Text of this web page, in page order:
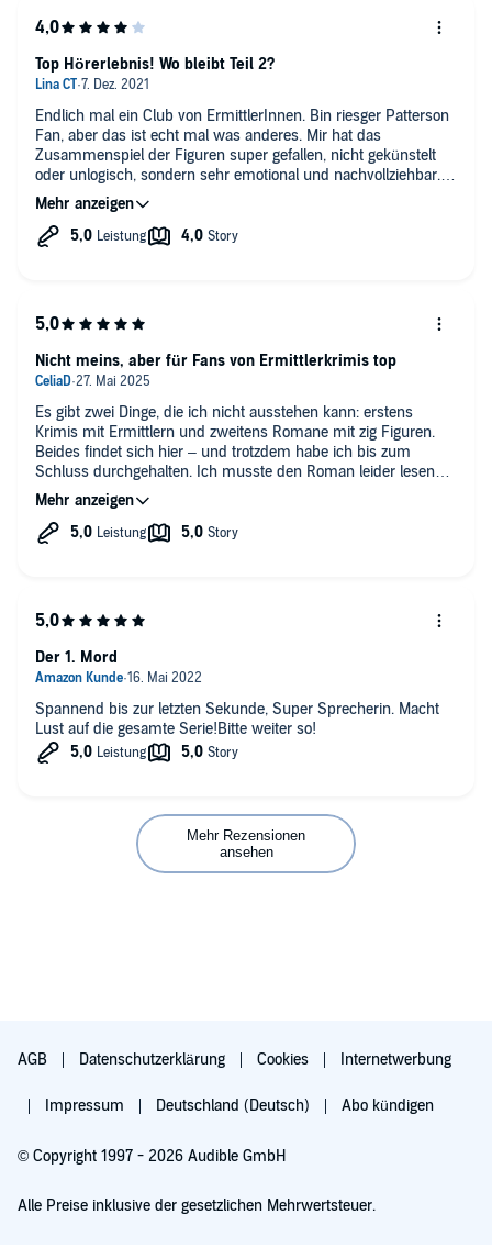
Endlich mal ein Club von ErmittlerInnen. Bin riesger Patterson
Fan, aber das ist echt mal was anderes. Mir hat das
Zusammenspiel der Figuren super gefallen, nicht gekünstelt
oder unlogisch, sondern sehr emotional und nachvollziehbar.
War anfangs eher skeptisch, weil ich die Sprecherin noch nicht
kannte, sie hat mich aber bereits nach den ersten paar
Minuten überzeugt. Spannend gelesen und geschrieben bis
Top Hörerlebnis! Wo bleibt Teil 2?
Es gibt zwei Dinge, die ich nicht ausstehen kann: erstens
Krimis mit Ermittlern und zweitens Romane mit zig Figuren.
Beides findet sich hier – und trotzdem habe ich bis zum
Schluss durchgehalten. Ich musste den Roman leider lesen
bzw. hören, weil ich herausfinden wollte, wie diese
international renommierte Größe schreibt. Trotz meiner beiden
Aversionen war es keine allzu große Qual. Ich denke, Fans von
Nicht meins, aber für Fans von Ermittlerkrimis top
Spannend bis zur letzten Sekunde, Super Sprecherin. Macht
Lust auf die gesamte Serie!Bitte weiter so!
Der 1. Mord
Mehr Rezensionen
ansehen
AGB Datenschutzerklärung Cookies Internetwerbung
Impressum Deutschland (Deutsch) Abo kündigen
© Copyright 1997 - 2026 Audible GmbH
Alle Preise inklusive der gesetzlichen Mehrwertsteuer.